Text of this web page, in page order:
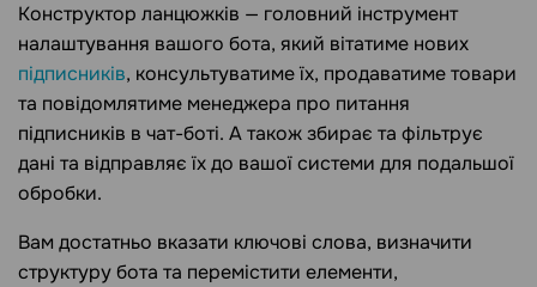
Конструктор ланцюжків — головний інструмент
налаштування вашого бота, який вітатиме нових
підписників, консультуватиме їх, продаватиме товари
та повідомлятиме менеджера про питання
підписників в чат-боті. А також збирає та фільтрує
дані та відправляє їх до вашої системи для подальшої
обробки.
Вам достатньо вказати ключові слова, визначити
структуру бота та перемістити елементи,